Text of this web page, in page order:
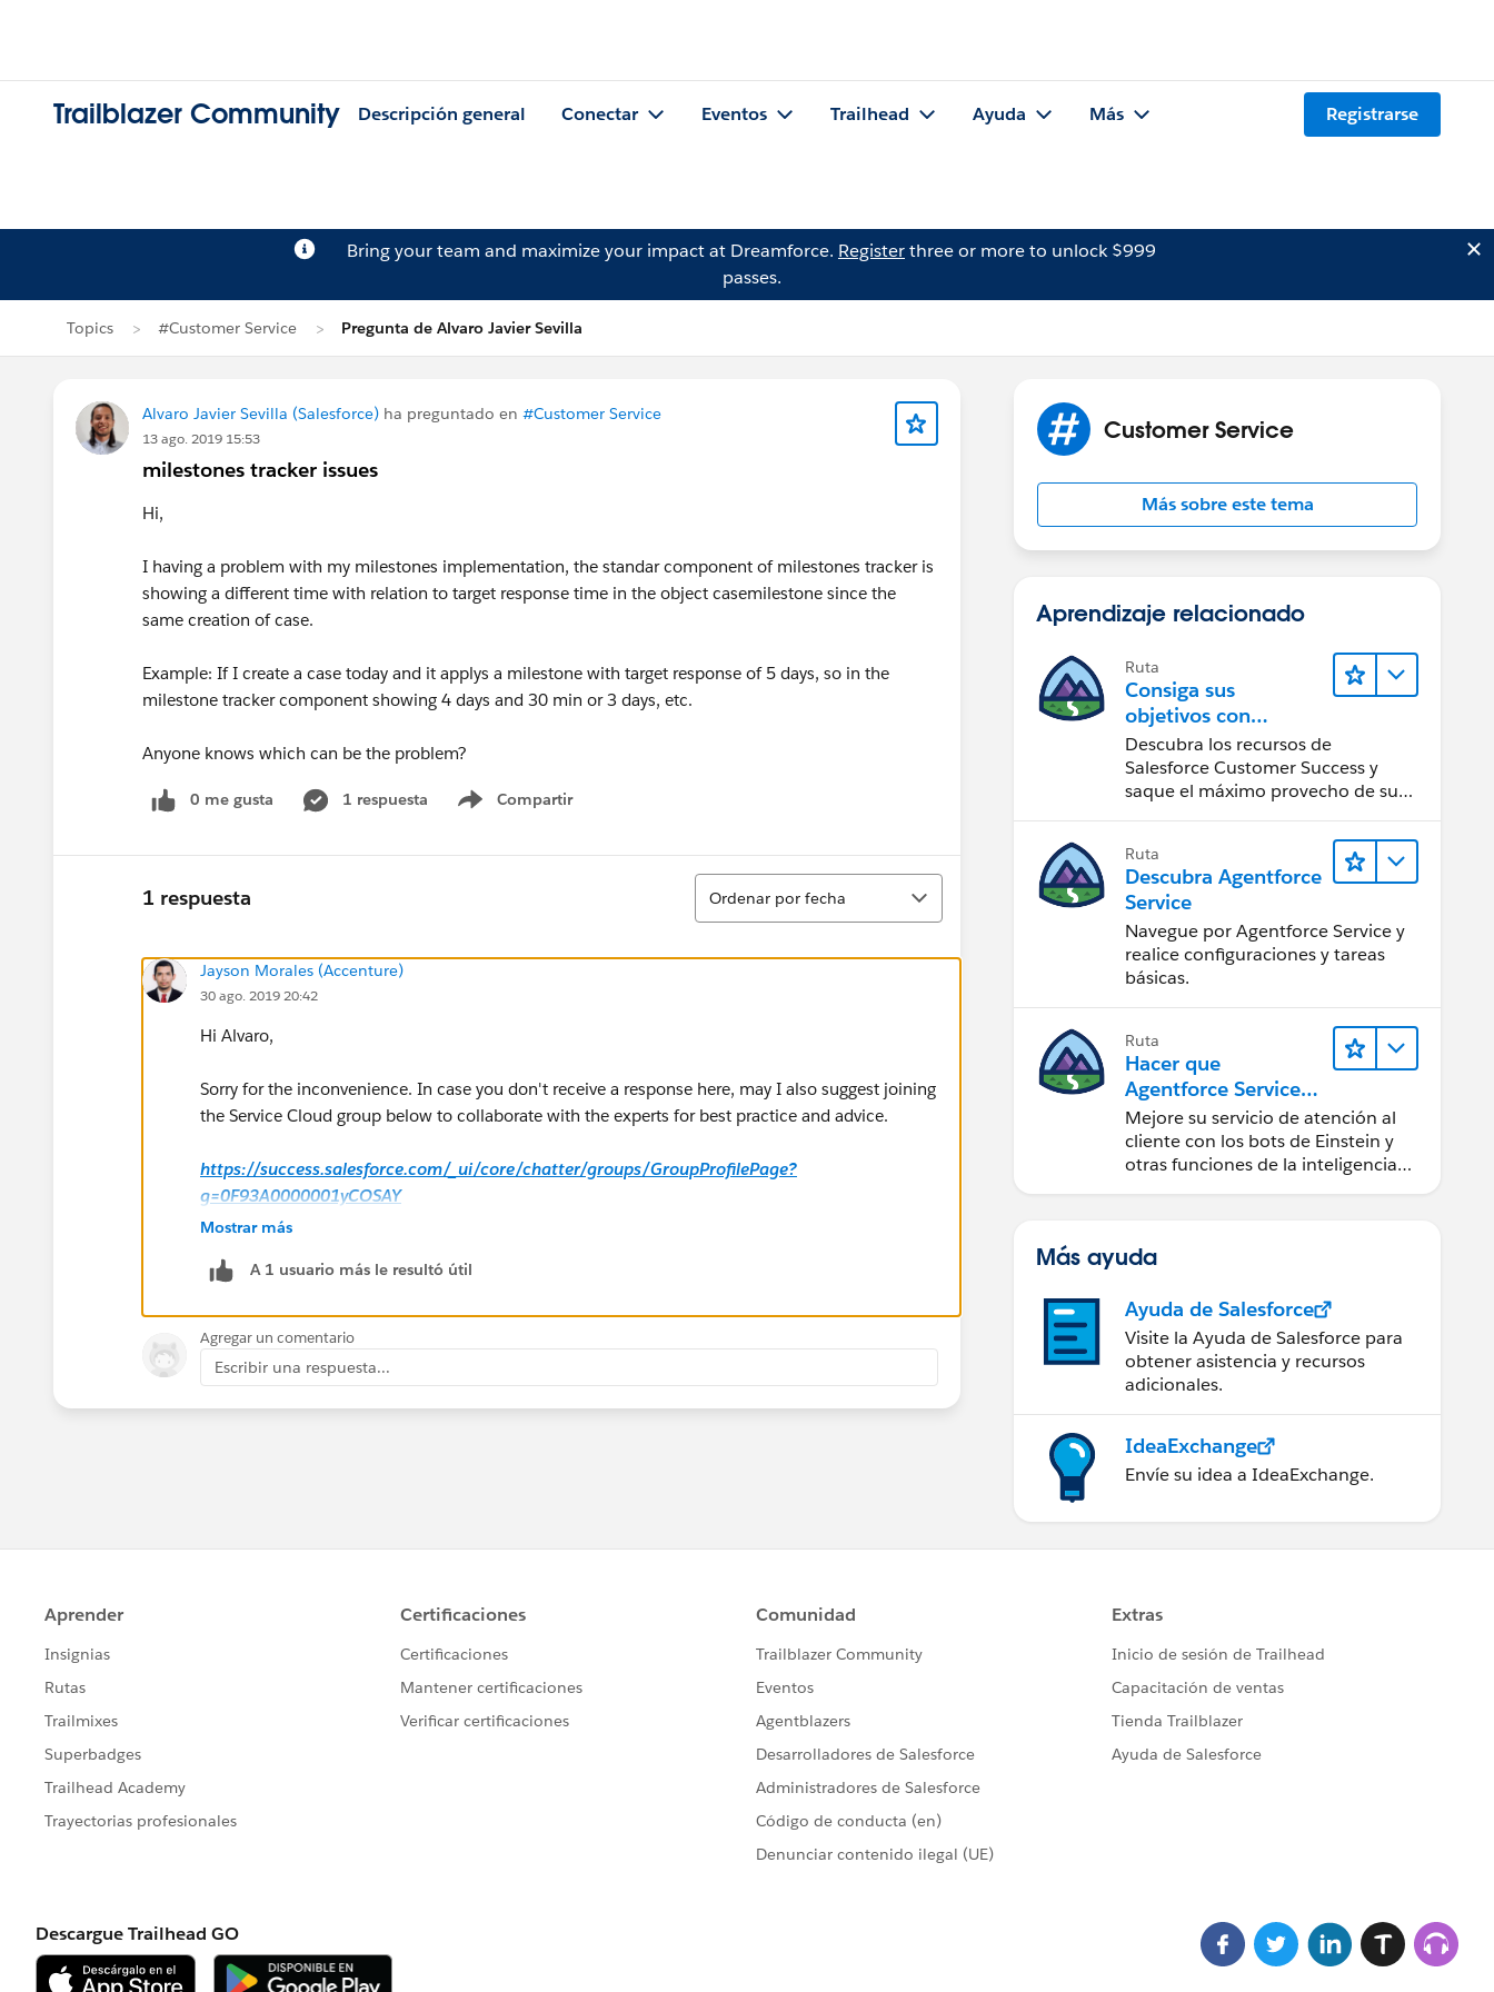
Trailblazer Community Descripción general Conectar Eventos Trailhead Ayuda Más Registrarse
Bring your team and maximize your impact at Dreamforce. Registerthree or more to unlock $999
passes.
Topics #Customer Service Pregunta de Alvaro Javier Sevilla
Alvaro Javier Sevilla (Salesforce) ha preguntado en #Customer Service
13 ago. 2019 15:53
milestones tracker issues
Hi,
I having a problem with my milestones implementation, the standar component of milestones tracker is
showing a different time with relation to target response time in the object casemilestone since the
same creation of case.
Example: If I create a case today and it applys a milestone with target response of 5 days, so in the
milestone tracker component showing 4 days and 30 min or 3 days, etc.
Anyone knows which can be the problem?
0 me gusta 1 respuesta Compartir
Show menu
1 respuesta
Ordenar
Ordenar por fecha
Jayson Morales (Accenture)
30 ago. 2019 20:42
Hi Alvaro,
Sorry for the inconvenience. In case you don't receive a response here, may I also suggest joining
the Service Cloud group below to collaborate with the experts for best practice and advice.
https://success.salesforce.com/_ui/core/chatter/groups/GroupProfilePage?
g=0F93A0000001yCOSAY
Jayson
Mostrar más
A 1 usuario más le resultó útil
Agregar un comentario
Escribir una respuesta...
Customer Service
Más sobre este tema
Aprendizaje relacionado
Ruta
Consiga sus
objetivos con
Salesforce Customer
Success
Descubra los recursos de
Salesforce Customer Success y
saque el máximo provecho de su
Ruta
Descubra Agentforce
Service
Navegue por Agentforce Service y
realice configuraciones y tareas
básicas.
Ruta
Hacer que
Agentforce Service
sea más inteligente
Mejore su servicio de atención al
cliente con los bots de Einstein y
otras funciones de la inteligencia
Más ayuda
Ayuda de Salesforce
Visite la Ayuda de Salesforce para
obtener asistencia y recursos
adicionales.
IdeaExchange
Envíe su idea a IdeaExchange.